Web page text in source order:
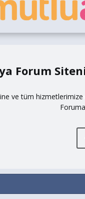
Forum
ve tüm hizmetlerimize